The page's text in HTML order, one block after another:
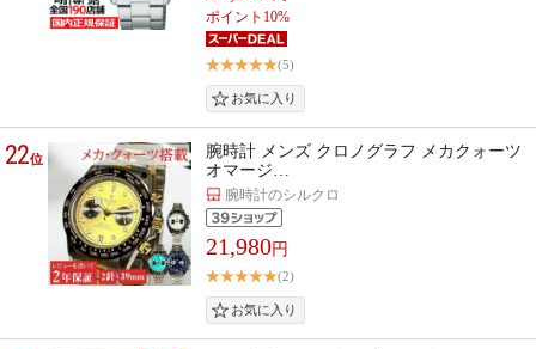
ポイント10%
(5)
22位
腕時計 メンズ クロノグラフ メカクォーツ
オマージ…
腕時計のシルクロ
21,980円
(2)